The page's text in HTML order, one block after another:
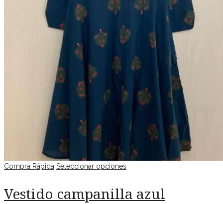
Compra Rápida Seleccionar opciones
Vestido campanilla azul